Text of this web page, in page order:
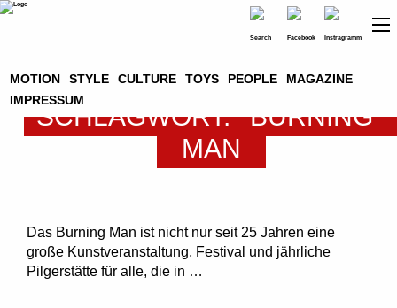
MOTION STYLE CULTURE TOYS PEOPLE
MAGAZINE
IMPRESSUM
SCHLAGWORT: BURNING
MAN
MUTANT VEHICLES – KUNST
AUF RÄDERN BEIM BURNING
Das Burning Man ist nicht nur seit 25 Jahren eine
große Kunstveranstaltung, Festival und jährliche
Pilgerstätte für alle, die in …